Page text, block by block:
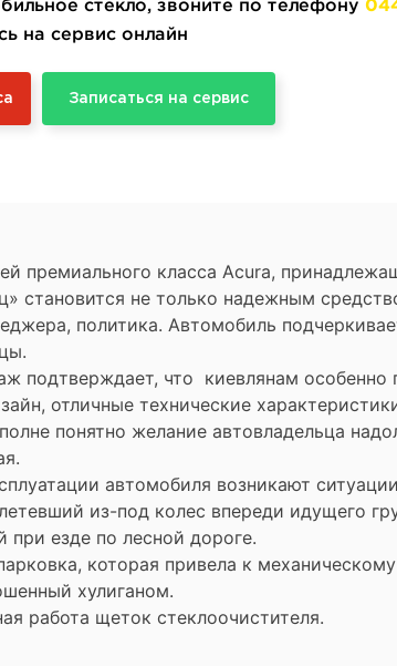
стекло, звоните по телефону
на сервис онлайн
Записаться на сервис
премиального класса Acura,
становится не только надежным
политика. Автомобиль
подтверждает, что киевлянам особенно
отличные технические
понятно желание автовладельца
автомобиля возникают
из-под колес впереди идущего
при езде по лесной дороге.
которая привела к
хулиганом.
работа щеток стеклоочистителя.